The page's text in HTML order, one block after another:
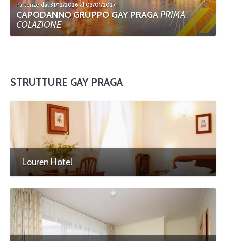
Partenze dal 31/12/2026 al 03/01/2027
CAPODANNO GRUPPO GAY PRAGAPRIMA
COLAZIONE
STRUTTURE GAY PRAGA
Louren Hotel